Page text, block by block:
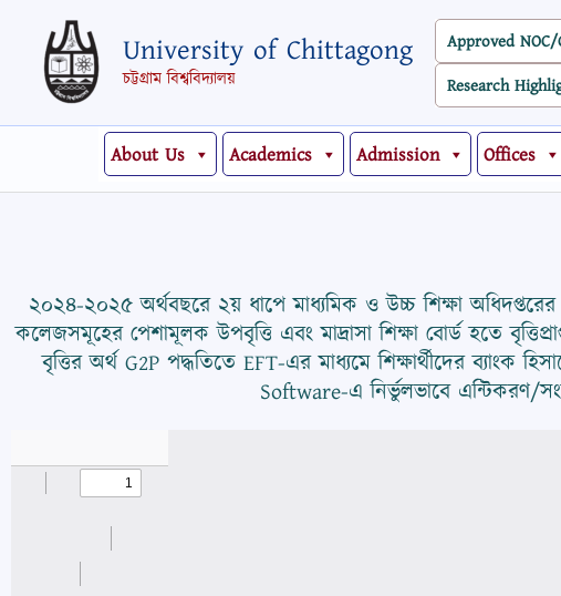
content
University of Chittagong
চট্টগ্রাম বিশ্ববিদ্যালয়
Approved NOC/
Research
About Us Academics Admission Offices
২০২৪-২০২৫ অর্থবছরে ২য় ধাপে মাধ্যমিক ও উচ্চ শিক্ষা অধিদপ্তরের
কলেজসমূহের পেশামূলক উপবৃত্তি এবং মাদ্রাসা শিক্ষা বোর্ড হতে
বৃত্তির অর্থ G2P পদ্ধতিতে EFT-এর মাধ্যমে শিক্ষার্থীদের ব্যাংক
Software-এ নির্ভুলভাবে এন্টিকরণ/